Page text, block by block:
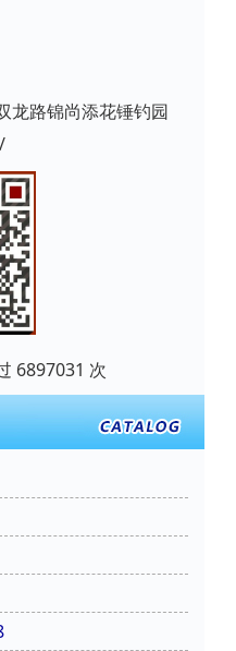
龙路锦尚添花锤钓园
6897031 次